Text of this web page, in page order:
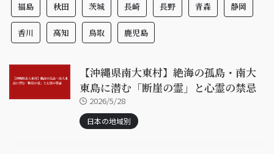
福島 秋田 茨城 長崎 長野 青森 静岡
香川 高知 鳥取 鹿児島
【沖縄県南大東村】絶海の孤島・南大
東島に潜む「断崖の霊」と心霊の禁忌
2026/5/28
日本の地域別